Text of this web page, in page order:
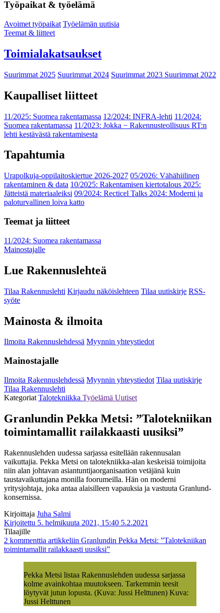
Työpaikat & työelämä
Avoimet työpaikat Työelämän uutisia
Teemat & liitteet
Toimialakatsaukset
Suurimmat 2025 Suurimmat 2024 Suurimmat 2023 Suurimmat 2022
Kaupalliset liitteet
11/2025: Suomea rakentamassa 12/2024: INFRA-lehti 11/2024:
Suomea rakentamassa 11/2023: Jokka − Rakennusteollisuus RT:n
lehti kestävästä rakentamisesta
Tapahtumia
Urapolkuja-oppilaitoskiertue 2026-2027 05/2026: Vähähiilinen
rakentaminen & data 10/2025: Rakentamisen kiertotalous 2025:
Jätteistä materiaaleiksi 09/2024: Recticel Talks 2024: Moderni ja
paloturvallinen loiva katto
Teemat ja liitteet
11/2024: Suomea rakentamassa
Mainostajalle
Lue Rakennuslehteä
Tilaa Rakennuslehti Kirjaudu näköislehteen Tilaa uutiskirje RSS-
syöte
Mainosta & ilmoita
Ilmoita Rakennuslehdessä Myynnin yhteystiedot
Mainostajalle
Ilmoita Rakennuslehdessä Myynnin yhteystiedot Tilaa uutiskirje
Tilaa Rakennuslehti
Kategoriat Talotekniikka Työelämä Uutiset
Granlundin Pekka Metsi: ”Talotekniikan
toimintamallit railakkaasti uusiksi”
Rakennuslehden uudessa sarjassa esitellään rakennusalan
vaikuttajia. Pekka Metsi on talotekniikka-alan keskeisiä toimijoita
niin alan johtavan asiantuntijaorganisaation vetäjänä kuin
taustavaikuttajana monilla foorumeilla. Hän on moderni
yritysjohtaja, joka antaa alaisilleen vapauksia ja vastuuta Granlund-
konsernissa.
Kirjoittaja Juha Salmi
Kirjoitettu 5. helmikuuta 2021, 15:40 5.2.2021
Tilaajille
2 kommenttia artikkeliin Granlundin Pekka Metsi: ”Talotekniikan
toimintamallit railakkaasti uusiksi”
Pekka Metsi listaa Rakennuslehden uudessa sarjassa
kolme avainkohtaa muutokseen. Tarkemmin teesit
löytyvät jutun lopusta. (Kuva: Jussi Helttunen) Kuva:
Jussi Helttunen